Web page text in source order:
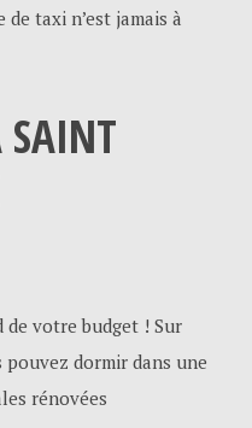
taxi n’est jamais à
SAINT
votre budget ! Sur
dormir dans une
rénovées